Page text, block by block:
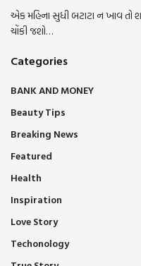
એક મહિના સુધી બટાટા ન ખાવ તો
ચોંકી જશો…
Categories
BANK AND MONEY
Beauty Tips
Breaking News
Featured
Health
Inspiration
Love Story
Techonology